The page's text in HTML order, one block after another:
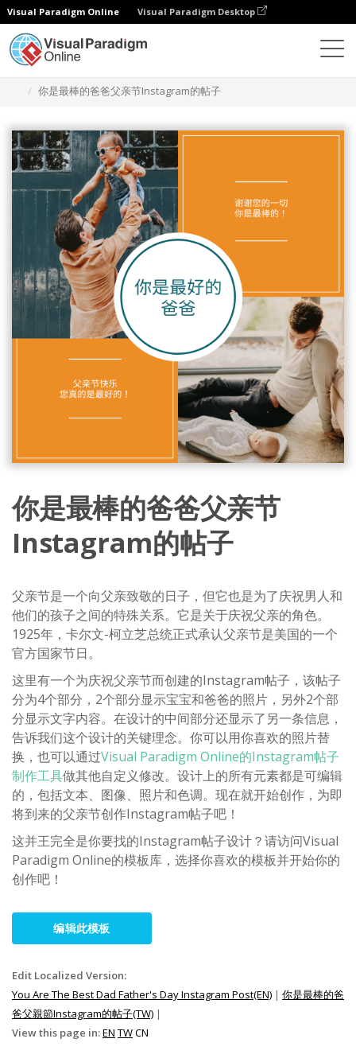
Visual Paradigm Online Visual Paradigm Desktop
你是最棒的爸爸父亲节Instagram的帖子
你是最棒的爸爸父亲节
Instagram的帖子
父亲节是一个向父亲致敬的日子，但它也是为了庆祝男人和
他们的孩子之间的特殊关系。它是关于庆祝父亲的角色。
1925年，卡尔文-柯立芝总统正式承认父亲节是美国的一个
官方国家节日。
这里有一个为庆祝父亲节而创建的Instagram帖子，该帖子
分为4个部分，2个部分显示宝宝和爸爸的照片，另外2个部
分显示文字内容。在设计的中间部分还显示了另一条信息，
告诉我们这个设计的关键理念。你可以用你喜欢的照片替
换，也可以通过Visual Paradigm Online的Instagram帖子
制作工具做其他自定义修改。设计上的所有元素都是可编辑
的，包括文本、图像、照片和色调。现在就开始创作，为即
将到来的父亲节创作Instagram帖子吧！
这并王完全是你要找的Instagram帖子设计？请访问Visual
Paradigm Online的模板库，选择你喜欢的模板并开始你的
创作吧！
编辑此模板
Edit Localized Version:
You Are The Best Dad Father's Day Instagram Post(EN) | 你是最棒的爸
爸父親節Instagram的帖子(TW) |
View this page in:EN TWCN